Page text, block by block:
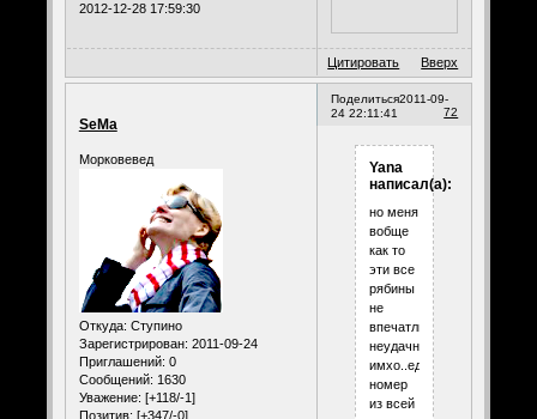
2012-12-28 17:59:30
Цитировать Вверх
Поделиться
72
2011-09-
24 22:11:41
SeMa
Морковевед
Откуда: Ступино
Зарегистрирован: 2011-09-24
Приглашений: 0
Сообщений: 1630
Уважение: [+118/-1]
Позитив: [+347/-0]
Yana
написал(а):
но меня
вобще
как то
эти все
рябины
не
впечатлили..тексты
неудачные
имхо..единственный
номер
из всей